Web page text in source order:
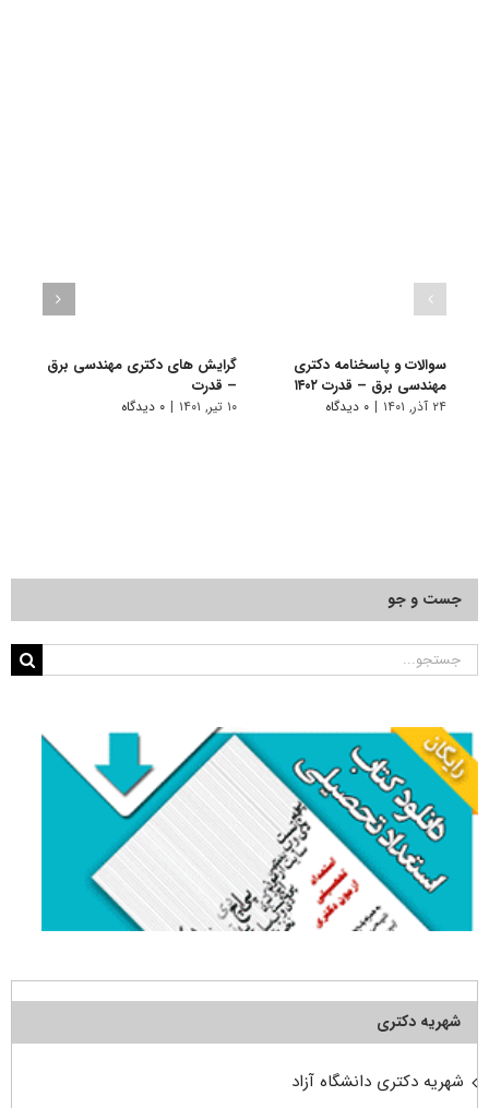
سوالات و پاسخنامه دکتری
مهندسی برق – قدرت ۱۴۰۲
۲۴ آذر, ۱۴۰۱ | ۰ دیدگاه
گرایش های دکتری ﻣﻬﻨﺪسی ﺑﺮق
– ﻗﺪرت
۱۰ تیر, ۱۴۰۱ | ۰ دیدگاه
جست و جو
جستجو
شهریه دکتری
شهریه دکتری دانشگاه آزاد